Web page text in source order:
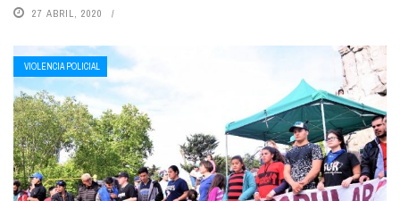
27 ABRIL, 2020
VIOLENCIA POLICIAL